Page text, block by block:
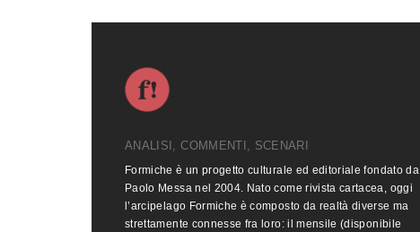
ANALISI, COMMENTI, SCENARI
Formiche è un progetto culturale ed editoriale fondato da
Paolo Messa nel 2004. Nato come rivista cartacea, oggi
l’arcipelago Formiche è composto da realtà diverse ma
strettamente connesse fra loro: il mensile (disponibile